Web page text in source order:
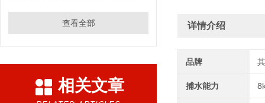
查看全部
相关文章
详情介绍
品牌
捕水能力